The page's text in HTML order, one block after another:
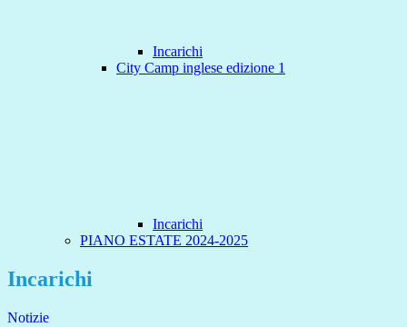
Incarichi
City Camp inglese edizione 1
Incarichi
PIANO ESTATE 2024-2025
Incarichi
Notizie